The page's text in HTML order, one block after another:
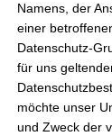
Spenden
statt.Auch
möchten wir
lenken:Der
Ausrüstung,
dessen
Namens, der
einer
Datenschutz-
für uns
möchte unser
und Zweck der